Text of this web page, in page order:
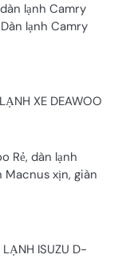
lạnh Camry
lạnh Camry
XE DEAWOO
Rẻ, dàn lạnh
Macnus xịn, giàn
LẠNH ISUZU D-